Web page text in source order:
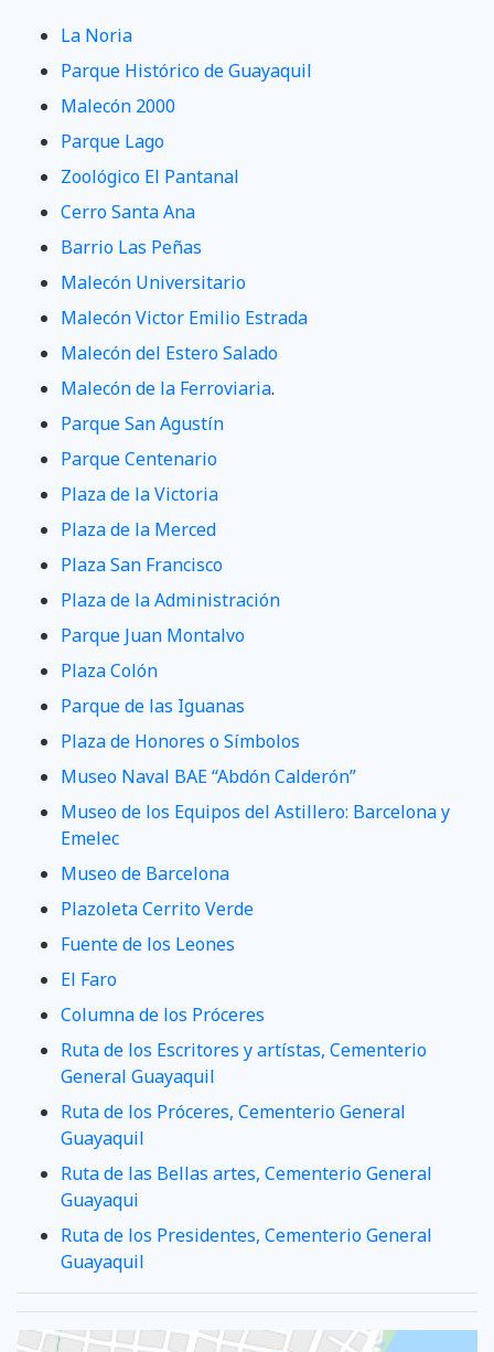
La Noria
Parque Histórico de Guayaquil
Malecón 2000
Parque Lago
Zoológico El Pantanal
Cerro Santa Ana
Barrio Las Peñas
Malecón Universitario
Malecón Victor Emilio Estrada
Malecón del Estero Salado
Malecón de la Ferroviaria.
Parque San Agustín
Parque Centenario
Plaza de la Victoria
Plaza de la Merced
Plaza San Francisco
Plaza de la Administración
Parque Juan Montalvo
Plaza Colón
Parque de las Iguanas
Plaza de Honores o Símbolos
Museo Naval BAE “Abdón Calderón”
Museo de los Equipos del Astillero: Barcelona y
Emelec
Museo de Barcelona
Plazoleta Cerrito Verde
Fuente de los Leones
El Faro
Columna de los Próceres
Ruta de los Escritores y artístas, Cementerio
General Guayaquil
Ruta de los Próceres, Cementerio General
Guayaquil
Ruta de las Bellas artes, Cementerio General
Guayaqui
Ruta de los Presidentes, Cementerio General
Guayaquil